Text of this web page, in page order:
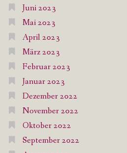
Juni 2023
Mai 2023
April 2023
März 2023
Februar 2023
Januar 2023
Dezember 2022
November 2022
Oktober 2022
September 2022